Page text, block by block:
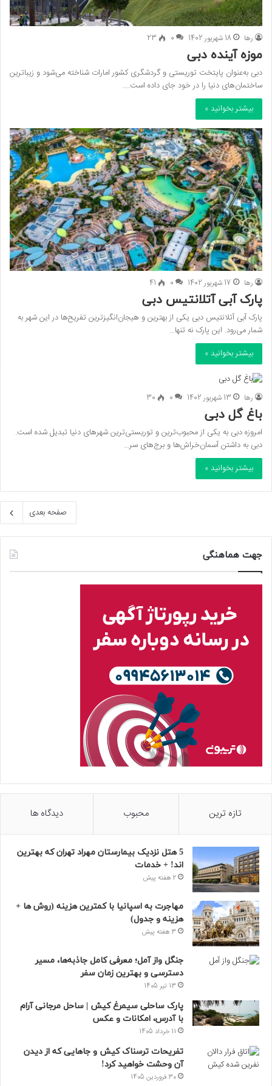
رها 18 شهریور 1402 0
23
موزه آینده دبی
دبی به‌عنوان پایتخت توریستی و گردشگری کشور امارات شناخته می‌شود و زیباترین
ساختمان‌های دنیا را در خود جای داده است.…
بیشتر بخوانید »
رها 17 شهریور 1402 0
41
پارک آبی آتلانتیس دبی
پارک آبی آتلانتیس دبی یکی از بهترین و هیجان‌انگیزترین تفریح‌ها در این شهر به
شمار می‌رود. این پارک نه تنها…
بیشتر بخوانید »
رها 13 شهریور 1402 0
30
باغ گل دبی
امروزه دبی به یکی از محبوب‌ترین و توریستی‌ترین شهرهای دنیا تبدیل شده است.
دبی به داشتن آسمان‌خراش‌ها و برج‌های سر…
بیشتر بخوانید »
صفحه بعدی
جهت هماهنگی
تازه ترین محبوب دیدگاه ها
5 هتل نزدیک بیمارستان مهراد تهران که بهترین‌
اند! + خدمات
2 هفته پیش
مهاجرت به اسپانیا با کمترین هزینه (روش ها +
هزینه و جدول)
3 هفته پیش
جنگل واز آمل؛ معرفی کامل جاذبه‌ها، مسیر
دسترسی و بهترین زمان سفر
13 تیر 1405
پارک ساحلی سیمرغ کیش | ساحل مرجانی آرام
با آدرس، امکانات و عکس
11 خرداد 1405
تفریحات ترسناک کیش و جاهایی که از دیدن
آن وحشت خواهید کرد!
30 فروردین 1405